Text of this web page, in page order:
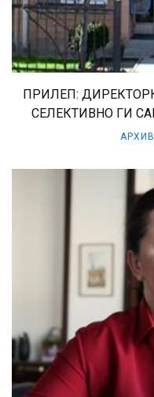
ПРИЛЕП:
СЕЛЕКТИВНО ГИ